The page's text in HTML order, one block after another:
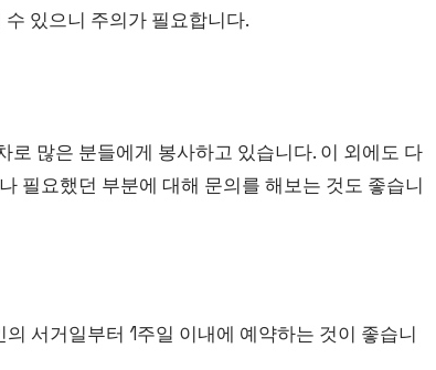
있으니 주의가 필요합니다.
많은 분들에게 봉사하고 있습니다. 이 외에도 다
필요했던 부분에 대해 문의를 해보는 것도 좋습니
서거일부터 1주일 이내에 예약하는 것이 좋습니